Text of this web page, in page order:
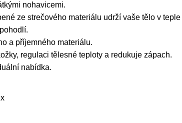
nohavicemi.
ze strečového materiálu udrží vaše tělo v
a příjemného materiálu.
regulaci tělesné teploty a redukuje zápach.
nabídka.